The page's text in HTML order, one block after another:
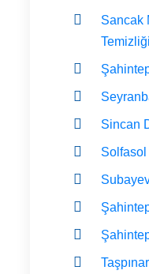
Sancak
Temizliği
Sincan
Solfasol